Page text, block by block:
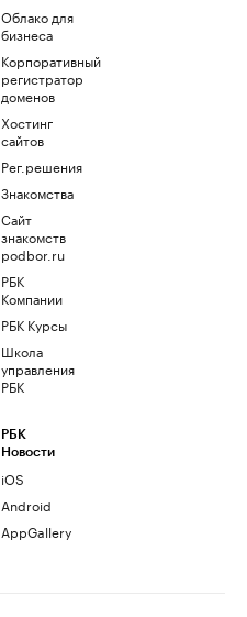
Облако для
бизнеса
Корпоративный
регистратор
доменов
Хостинг
сайтов
Рег.решения
Знакомства
Сайт
знакомств
podbor.ru
РБК
Компании
РБК Курсы
Школа
управления
РБК
РБК
Новости
iOS
Android
AppGallery